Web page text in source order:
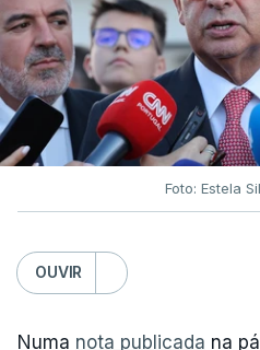
Foto: Estela
OUVIR
Numa nota publicada na